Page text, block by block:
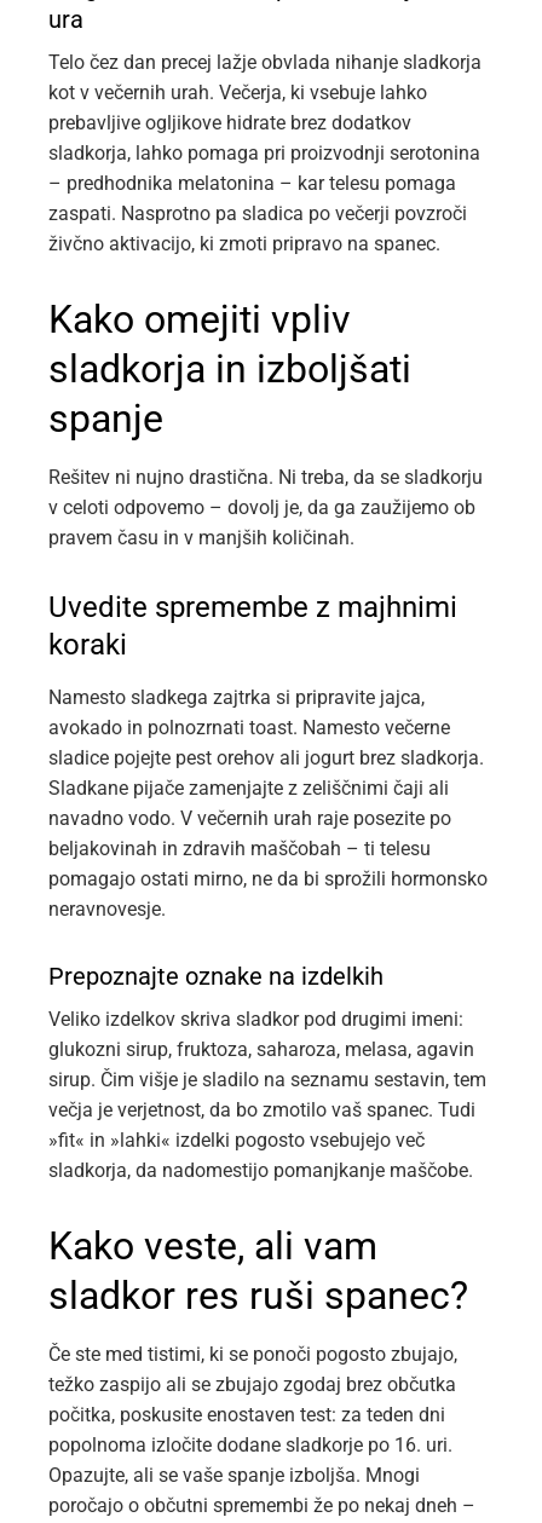
ura
Telo čez dan precej lažje obvlada nihanje sladkorja
kot v večernih urah. Večerja, ki vsebuje lahko
prebavljive ogljikove hidrate brez dodatkov
sladkorja, lahko pomaga pri proizvodnji serotonina
– predhodnika melatonina – kar telesu pomaga
zaspati. Nasprotno pa sladica po večerji povzroči
živčno aktivacijo, ki zmoti pripravo na spanec.
Kako omejiti vpliv
sladkorja in izboljšati
spanje
Rešitev ni nujno drastična. Ni treba, da se sladkorju
v celoti odpovemo – dovolj je, da ga zaužijemo ob
pravem času in v manjših količinah.
Uvedite spremembe z majhnimi
koraki
Namesto sladkega zajtrka si pripravite jajca,
avokado in polnozrnati toast. Namesto večerne
sladice pojejte pest orehov ali jogurt brez sladkorja.
Sladkane pijače zamenjajte z zeliščnimi čaji ali
navadno vodo. V večernih urah raje posezite po
beljakovinah in zdravih maščobah – ti telesu
pomagajo ostati mirno, ne da bi sprožili hormonsko
neravnovesje.
Prepoznajte oznake na izdelkih
Veliko izdelkov skriva sladkor pod drugimi imeni:
glukozni sirup, fruktoza, saharoza, melasa, agavin
sirup. Čim višje je sladilo na seznamu sestavin, tem
večja je verjetnost, da bo zmotilo vaš spanec. Tudi
»fit« in »lahki« izdelki pogosto vsebujejo več
sladkorja, da nadomestijo pomanjkanje maščobe.
Kako veste, ali vam
sladkor res ruši spanec?
Če ste med tistimi, ki se ponoči pogosto zbujajo,
težko zaspijo ali se zbujajo zgodaj brez občutka
počitka, poskusite enostaven test: za teden dni
popolnoma izločite dodane sladkorje po 16. uri.
Opazujte, ali se vaše spanje izboljša. Mnogi
poročajo o občutni spremembi že po nekaj dneh –